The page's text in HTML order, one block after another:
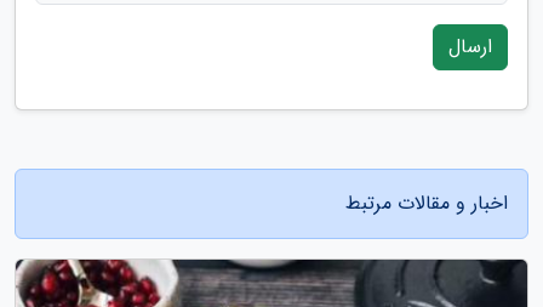
ارسال
اخبار و مقالات مرتبط